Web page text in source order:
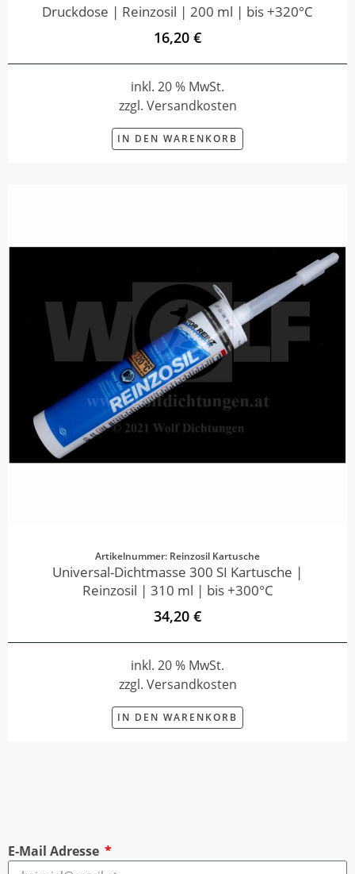
Druckdose | Reinzosil | 200 ml | bis +320°C
16,20 €
inkl. 20 % MwSt.
zzgl. Versandkosten
IN DEN WARENKORB
Artikelnummer: Reinzosil Kartusche
Universal-Dichtmasse 300 SI Kartusche |
Reinzosil | 310 ml | bis +300°C
34,20 €
inkl. 20 % MwSt.
zzgl. Versandkosten
IN DEN WARENKORB
E-Mail Adresse